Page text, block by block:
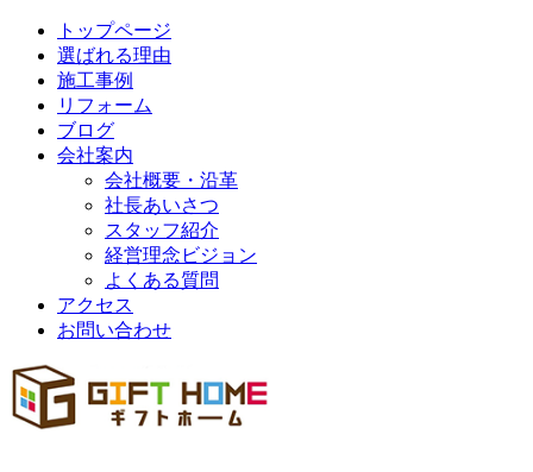
トップページ
選ばれる理由
施工事例
リフォーム
ブログ
会社案内
会社概要・沿革
社長あいさつ
スタッフ紹介
経営理念ビジョン
よくある質問
アクセス
お問い合わせ